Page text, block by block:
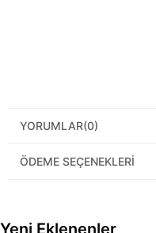
YORUMLAR(0)
ÖDEME SEÇENEKLERI